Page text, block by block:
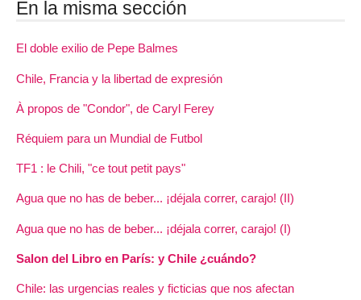
En la misma sección
El doble exilio de Pepe Balmes
Chile, Francia y la libertad de expresión
À propos de "Condor", de Caryl Ferey
Réquiem para un Mundial de Futbol
TF1 : le Chili, "ce tout petit pays"
Agua que no has de beber... ¡déjala correr, carajo! (II)
Agua que no has de beber... ¡déjala correr, carajo! (I)
Salon del Libro en París: y Chile ¿cuándo?
Chile: las urgencias reales y ficticias que nos afectan